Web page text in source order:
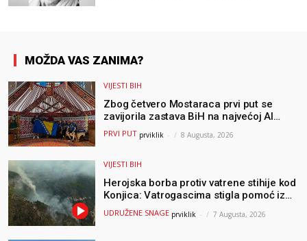
MOŽDA VAS ZANIMA?
VIJESTI BIH
Zbog četvero Mostaraca prvi put se
zavijorila zastava BiH na najvećoj AI
olimpijadi, a sada je njihov mentor
postao član komiteta Međunarodne
PRVI PUT prviklik - 8 Augusta, 2026
VIJESTI BIH
Herojska borba protiv vatrene stihije kod
Konjica: Vatrogascima stigla pomoć iz
Sarajeva, helikopteri i Air Tractori
UDRUŽENE SNAGE prviklik - 7 Augusta, 2026